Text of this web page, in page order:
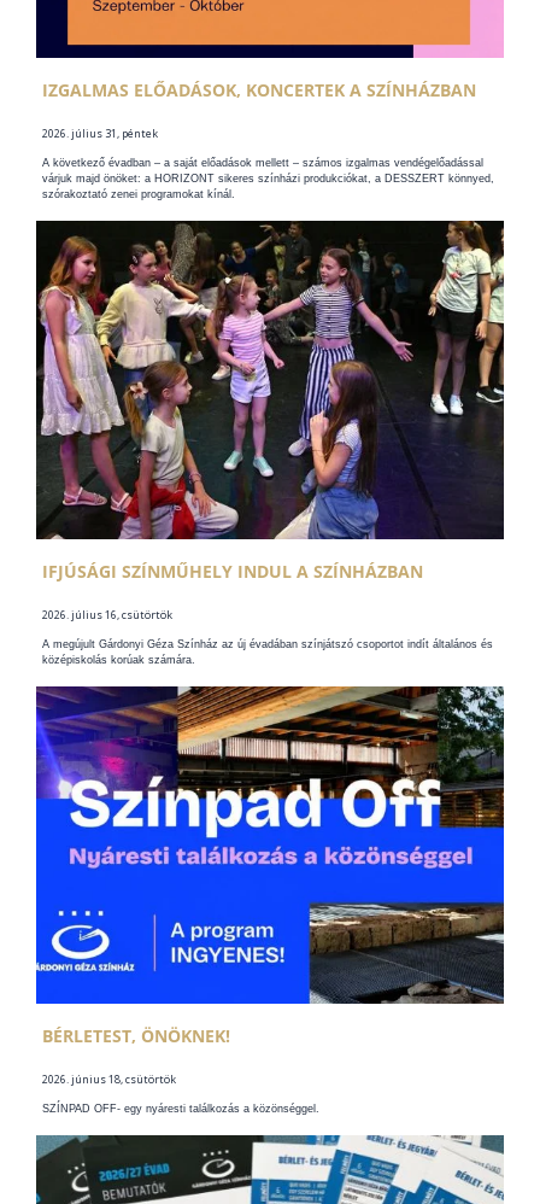
IZGALMAS ELŐADÁSOK, KONCERTEK A SZÍNHÁZBAN
2026. július 31, péntek
A következő évadban – a saját előadások mellett – számos izgalmas vendégelőadással
várjuk majd önöket: a HORIZONT sikeres színházi produkciókat, a DESSZERT könnyed,
szórakoztató zenei programokat kínál.
IFJÚSÁGI SZÍNMŰHELY INDUL A SZÍNHÁZBAN
2026. július 16, csütörtök
A megújult Gárdonyi Géza Színház az új évadában színjátszó csoportot indít általános és
középiskolás korúak számára.
BÉRLETEST, ÖNÖKNEK!
2026. június 18, csütörtök
SZÍNPAD OFF- egy nyáresti találkozás a közönséggel.